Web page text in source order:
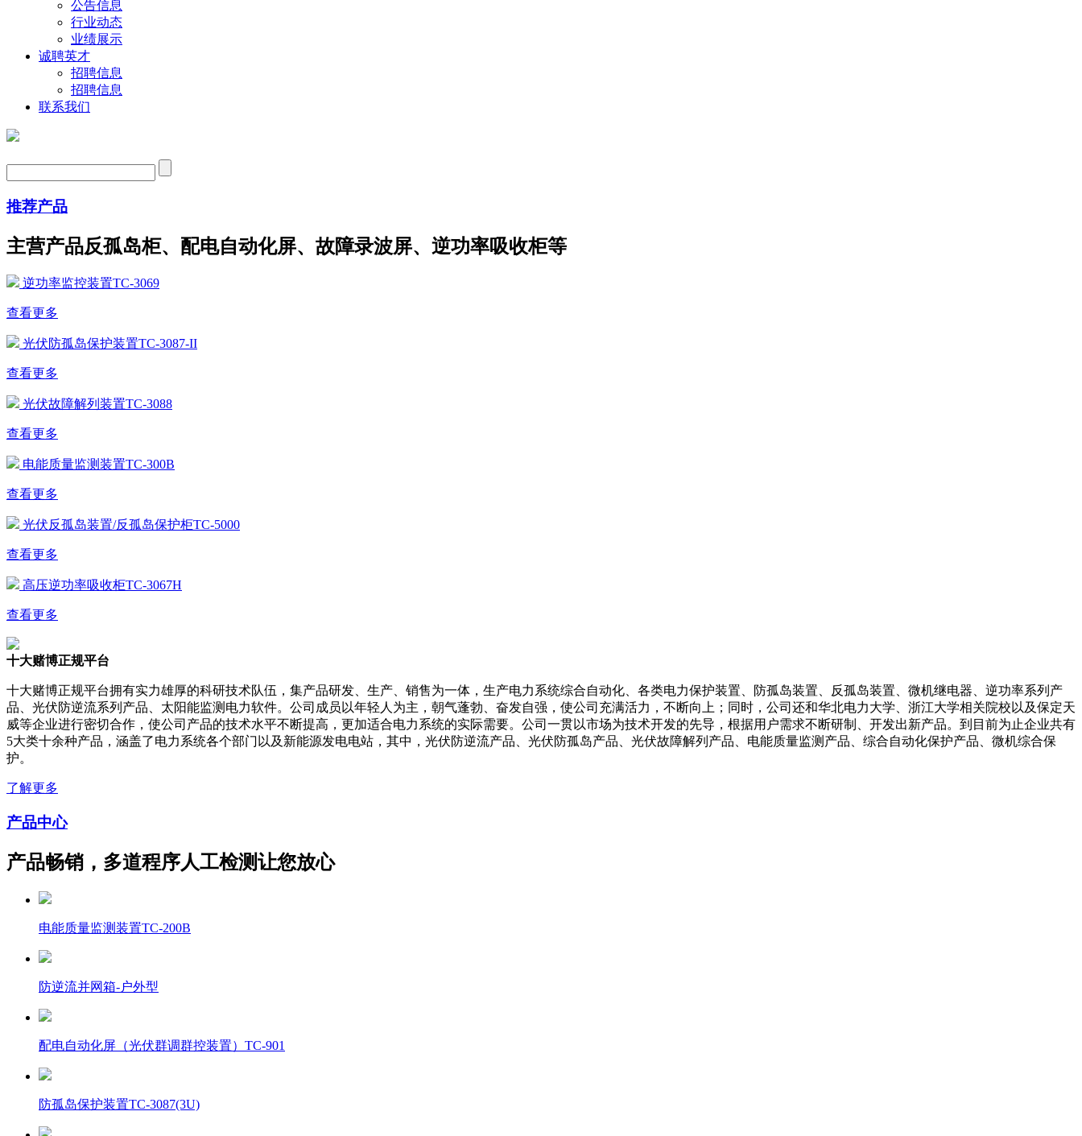
公告信息
行业动态
业绩展示
诚聘英才
招聘信息
招聘信息
联系我们
推荐产品
主营产品反孤岛柜、配电自动化屏、故障录波屏、逆功率吸收柜等
逆功率监控装置TC-3069
查看更多
光伏防孤岛保护装置TC-3087-II
查看更多
光伏故障解列装置TC-3088
查看更多
电能质量监测装置TC-300B
查看更多
光伏反孤岛装置/反孤岛保护柜TC-5000
查看更多
高压逆功率吸收柜TC-3067H
查看更多
十大赌博正规平台
十大赌博正规平台拥有实力雄厚的科研技术队伍，集产品研发、生产、销售为一体，生产电力系统综合自动化、各类电力保护装置、防孤岛装置、反孤岛装置、微机继电器、逆功率系列产
品、光伏防逆流系列产品、太阳能监测电力软件。公司成员以年轻人为主，朝气蓬勃、奋发自强，使公司充满活力，不断向上；同时，公司还和华北电力大学、浙江大学相关院校以及保定天
威等企业进行密切合作，使公司产品的技术水平不断提高，更加适合电力系统的实际需要。公司一贯以市场为技术开发的先导，根据用户需求不断研制、开发出新产品。到目前为止企业共有
5大类十余种产品，涵盖了电力系统各个部门以及新能源发电电站，其中，光伏防逆流产品、光伏防孤岛产品、光伏故障解列产品、电能质量监测产品、综合自动化保护产品、微机综合保
护。
了解更多
产品中心
产品畅销，多道程序人工检测让您放心
电能质量监测装置TC-200B
防逆流并网箱-户外型
配电自动化屏（光伏群调群控装置）TC-901
防孤岛保护装置TC-3087(3U)